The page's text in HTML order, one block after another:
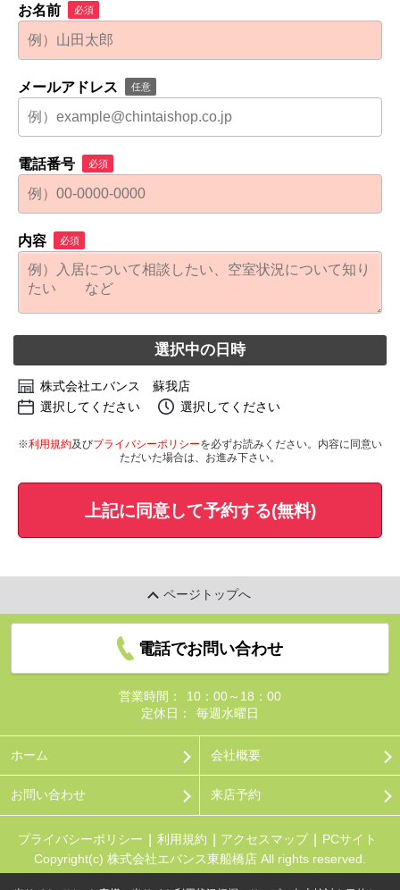
お名前 必須
メールアドレス 任意
電話番号 必須
内容 必須
選択中の日時
株式会社エバンス 蘇我店
選択してください
選択してください
※利用規約及びプライバシーポリシーを必ずお読みください。内容に同意い
ただいた場合は、お進み下さい。
上記に同意して予約する(無料)
ページトップへ
電話でお問い合わせ
営業時間：
10：00～18：00
定休日：
毎週水曜日
ホーム 会社概要
お問い合わせ 来店予約
プライバシーポリシー 利用規約 アクセスマップ
PCサイト
Copyright(c) 株式会社エバンス東船橋店 All rights reserved.